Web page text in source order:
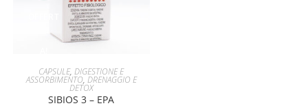
AGGIUNGI AL CARRELLO
CAPSULE,DIGESTIONE E
ASSORBIMENTO, DRENAGGIO E
DETOX
SIBIOS 3 – EPA